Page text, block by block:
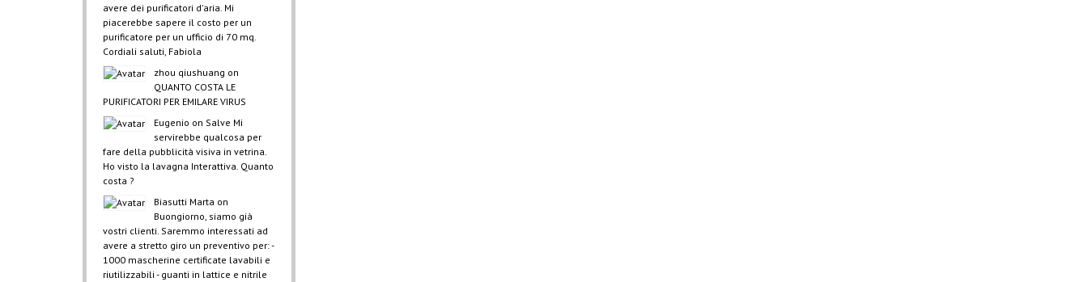
avere dei purificatori d'aria. Mi
piacerebbe sapere il costo per un
purificatore per un ufficio di 70 mq.
Cordiali saluti, Fabiola
zhou qiushuang on
QUANTO COSTA LE
PURIFICATORI PER EMILARE VIRUS
Eugenio on Salve Mi
servirebbe qualcosa per
fare della pubblicità visiva in vetrina.
Ho visto la lavagna Interattiva. Quanto
costa ?
Biasutti Marta on
Buongiorno, siamo già
vostri clienti. Saremmo interessati ad
avere a stretto giro un preventivo per: -
1000 mascherine certificate lavabili e
riutilizzabili - guanti in lattice e nitrile